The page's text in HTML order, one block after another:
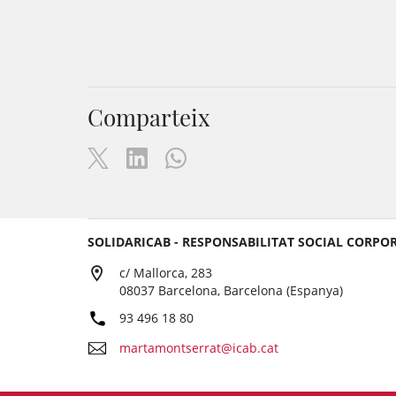
Comparteix
SOLIDARICAB - RESPONSABILITAT SOCIAL
c/ Mallorca, 283
08037 Barcelona, Barcelona (Espanya)
93 496 18 80
martamontserrat@icab.cat